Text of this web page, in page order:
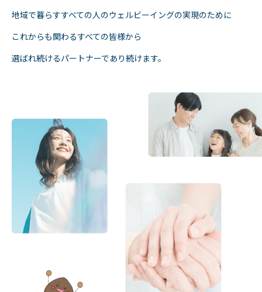
地域で暮らすすべての人のウェルビーイングの実現のために
これからも関わるすべての皆様から
選ばれ続けるパートナーであり続けます。